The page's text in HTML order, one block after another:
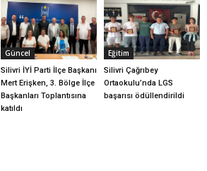
Güncel
Silivri İYİ Parti İlçe Başkanı
Mert Erişken, 3. Bölge İlçe
Başkanları Toplantısına
katıldı
Eğitim
Silivri Çağrıbey
Ortaokulu’nda LGS
başarısı ödüllendirildi